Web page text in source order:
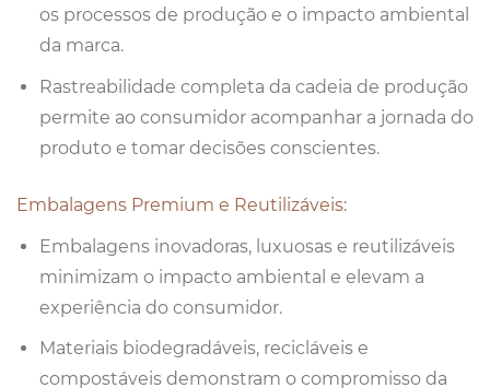
os processos de produção e o impacto ambiental
da marca.
Rastreabilidade completa da cadeia de produção
permite ao consumidor acompanhar a jornada do
produto e tomar decisões conscientes.
Embalagens Premium e Reutilizáveis:
Embalagens inovadoras, luxuosas e reutilizáveis
minimizam o impacto ambiental e elevam a
experiência do consumidor.
Materiais biodegradáveis, recicláveis e
compostáveis demonstram o compromisso da